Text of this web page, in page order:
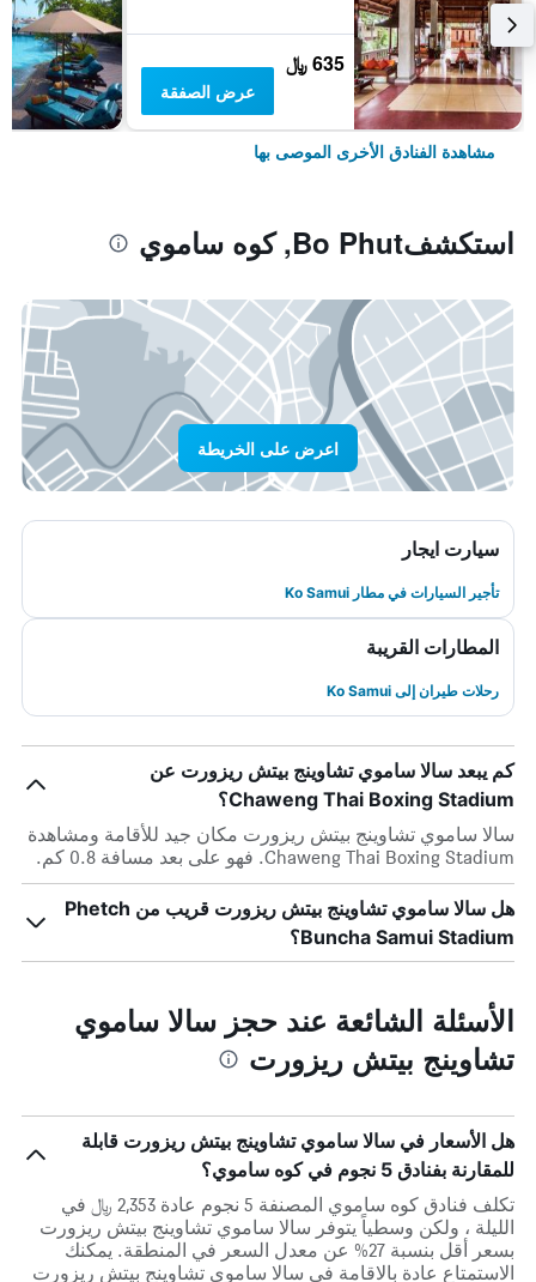
635 ﷼
عرض الصفقة
مشاهدة الفنادق الأخرى الموصى بها
استكشفBo Phut, كوه ساموي
اعرض على الخريطة
سيارت ايجار
تأجير السيارات في مطار Ko Samui
المطارات القريبة
رحلات طيران إلى Ko Samui
كم يبعد سالا ساموي تشاوينج بيتش ريزورت عن
Chaweng Thai Boxing Stadium؟
سالا ساموي تشاوينج بيتش ريزورت مكان جيد للأقامة ومشاهدة
Chaweng Thai Boxing Stadium. فهو على بعد مسافة 0.8 كم.
هل سالا ساموي تشاوينج بيتش ريزورت قريب من Phetch
Buncha Samui Stadium؟
الأسئلة الشائعة عند حجز سالا ساموي
تشاوينج بيتش ريزورت
هل الأسعار في سالا ساموي تشاوينج بيتش ريزورت قابلة
للمقارنة بفنادق 5 نجوم في كوه ساموي؟
تكلف فنادق كوه ساموي المصنفة 5 نجوم عادة 2,353 ﷼ في
الليلة ، ولكن وسطياً يتوفر سالا ساموي تشاوينج بيتش ريزورت
بسعر أقل بنسبة 27% عن معدل السعر في المنطقة. يمكنك
الاستمتاع عادة بالاقامة في سالا ساموي تشاوينج بيتش ريزورت